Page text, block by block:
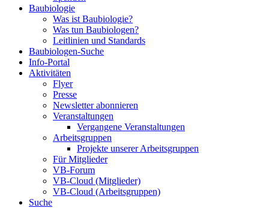
Baubiologie
Was ist Baubiologie?
Was tun Baubiologen?
Leitlinien und Standards
Baubiologen-Suche
Info-Portal
Aktivitäten
Flyer
Presse
Newsletter abonnieren
Veranstaltungen
Vergangene Veranstaltungen
Arbeitsgruppen
Projekte unserer Arbeitsgruppen
Für Mitglieder
VB-Forum
VB-Cloud (Mitglieder)
VB-Cloud (Arbeitsgruppen)
Suche